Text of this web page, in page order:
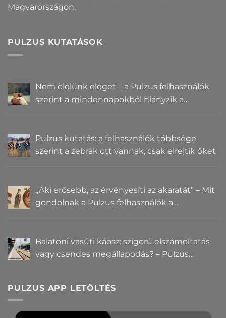
Magyarországon.
PULZUS KUTATÁSOK
Nem ölelünk eleget – a Pulzus felhasználók
szerint a mindennapokból hiányzik a
Pulzus kutatás: a felhasználók többsége
szerint a zebrák ott vannak, csak elrejtik őket
„Aki erősebb, az érvényesíti az akaratát” – Mit
gondolnak a Pulzus felhasználók a
Balatoni vasúti káosz: szigorú elszámoltatás
vagy csendes megállapodás? – Pulzus
PULZUS APP LETÖLTÉS